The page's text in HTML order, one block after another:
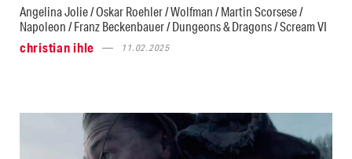
Angelina Jolie / Oskar Roehler / Wolfman / Martin Scorsese /
Napoleon / Franz Beckenbauer / Dungeons & Dragons / Scream VI
christian ihle
11.02.2025